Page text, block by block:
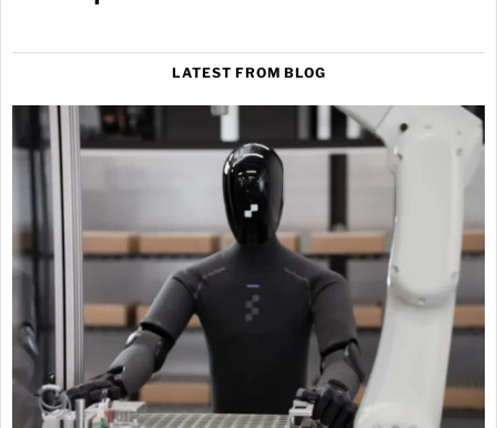
LATEST FROM BLOG